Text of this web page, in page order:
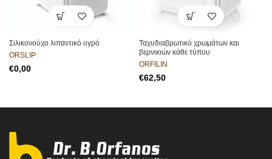
Σιλικονούχο λιπαντικό υγρό
ORSLIP
€
Ταχυδιαβρωτικό χρωμάτων και
βερνικιών κάθε τύπου
ORFILIN
€